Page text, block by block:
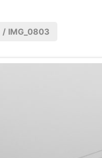
/ IMG_0803